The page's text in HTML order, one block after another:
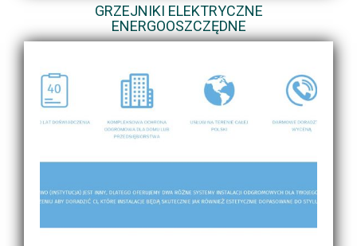
GRZEJNIKI ELEKTRYCZNE
ENERGOOSZCZĘDNE